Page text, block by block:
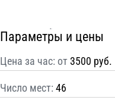
Параметры и цены
Цена за час: от 3500 руб.
Число мест: 46